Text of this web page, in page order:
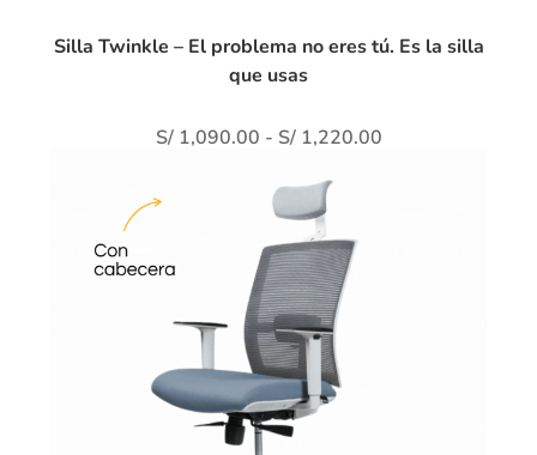
Silla Twinkle – El problema no eres tú. Es la silla
que usas
S/1,090.00 - S/1,220.00